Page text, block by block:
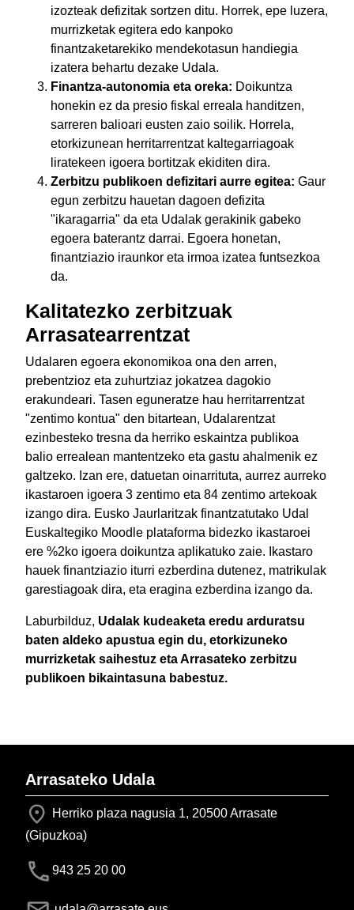
izozteak defizitak sortzen ditu. Horrek, epe luzera,
murrizketak egitera edo kanpoko
finantzaketarekiko mendekotasun handiegia
izatera behartu dezake Udala.
Finantza-autonomia eta oreka: Doikuntza
honekin ez da presio fiskal erreala handitzen,
sarreren balioari eusten zaio soilik. Horrela,
etorkizunean herritarrentzat kaltegarriagoak
liratekeen igoera bortitzak ekiditen dira.
Zerbitzu publikoen defizitari aurre egitea: Gaur
egun zerbitzu hauetan dagoen defizita
"ikaragarria" da eta Udalak gerakinik gabeko
egoera baterantz darrai. Egoera honetan,
finantziazio iraunkor eta irmoa izatea funtsezkoa
da.
Kalitatezko zerbitzuak
Arrasatearrentzat
Udalaren egoera ekonomikoa ona den arren,
prebentzioz eta zuhurtziaz jokatzea dagokio
erakundeari. Tasen eguneratze hau herritarrentzat
"zentimo kontua" den bitartean, Udalarentzat
ezinbesteko tresna da herriko eskaintza publikoa
balio errealean mantentzeko eta gastu ahalmenik ez
galtzeko. Izan ere, datuetan oinarrituta, aurrez aurreko
ikastaroen igoera 3 zentimo eta 84 zentimo artekoak
izango dira. Eusko Jaurlaritzak finantzatutako Udal
Euskaltegiko Moodle plataforma bidezko ikastaroei
ere %2ko igoera doikuntza aplikatuko zaie. Ikastaro
hauek finantziazio iturri ezberdina dutenez, matrikulak
garestiagoak dira, eta eragina ezberdina izango da.
Laburbilduz, Udalak kudeaketa eredu arduratsu
baten aldeko apustua egin du, etorkizuneko
murrizketak saihestuz eta Arrasateko zerbitzu
publikoen bikaintasuna babestuz.
Arrasateko Udala
Herriko plaza nagusia 1, 20500 Arrasate
(Gipuzkoa)
943 25 20 00